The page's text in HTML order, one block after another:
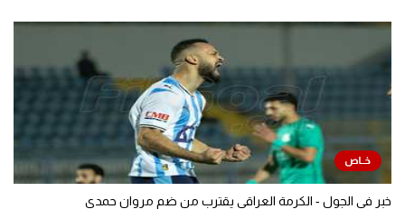
خبر في الجول - الكرمة العراقي يقترب من ضم مروان حمدي